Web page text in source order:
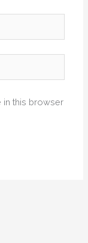
in this browser